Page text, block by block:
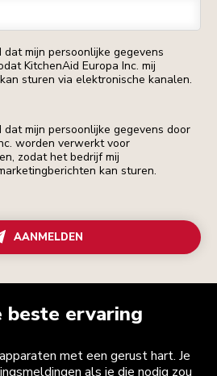
dat mijn persoonlijke gegevens
KitchenAid Europa Inc. mij
sturen via elektronische kanalen.
dat mijn persoonlijke gegevens door
worden verwerkt voor
zodat het bedrijf mij
kan sturen.
AANMELDEN
beste ervaring
met een gerust hart. Je
als je die nodig zou